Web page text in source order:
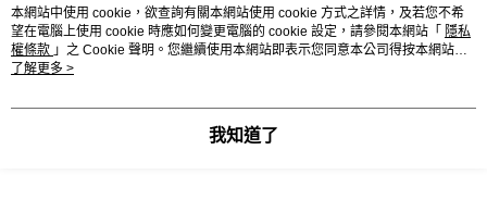
熱門標籤
本網站中使用 cookie，欲查詢有關本網站使用 cookie 方式之詳情，及若您不希
望在電腦上使用 cookie 時應如何變更電腦的 cookie 設定，請參閱本網站「 隱私
權條款 」之 Cookie 聲明。您繼續使用本網站即表示您同意本公司得按本網站使
用條款之 Cookie 聲明使用 cookie。
了解更多 >
我知道了